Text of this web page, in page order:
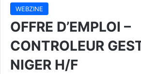
WEBZINE
OFFRE D’EMPLOI –
CONTROLEUR
NIGER H/F